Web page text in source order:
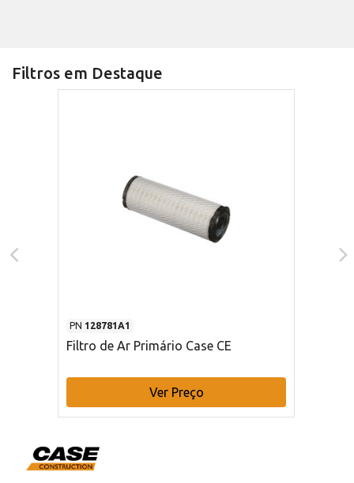
Filtros em Destaque
PN 128781A1
Filtro de Ar Primário Case CE
Ver Preço